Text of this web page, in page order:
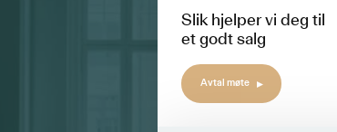
Slik hjelper vi deg til
et godt salg
Avtal møte